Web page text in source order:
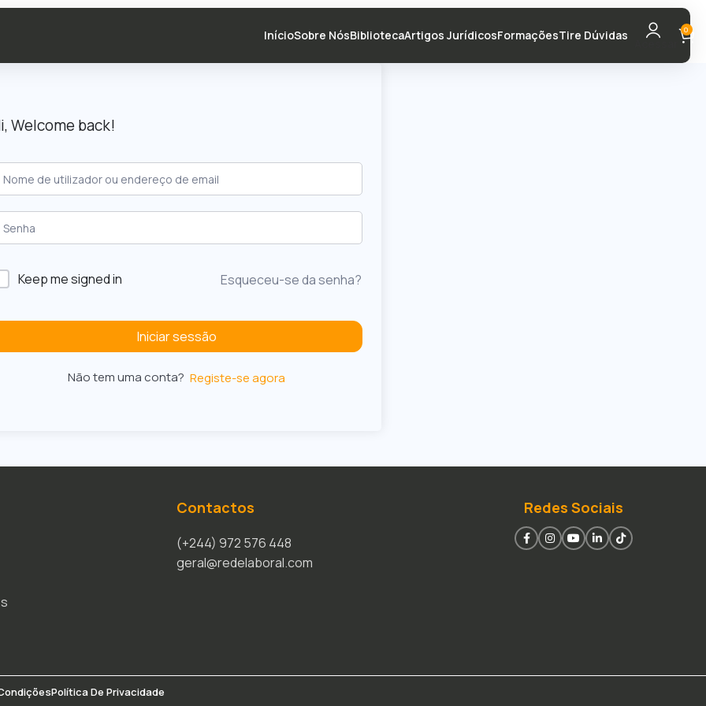
InícioSobre NósBibliotecaArtigos JurídicosFormaçõesTire Dúvidas 0
Welcome back!
Keep me signed in Esqueceu-se da senha?
Iniciar sessão
Não tem uma conta? Registe-se agora
Contactos
(+244) 972 576 448
geral@redelaboral.com
Redes Sociais
Política De Privacidade